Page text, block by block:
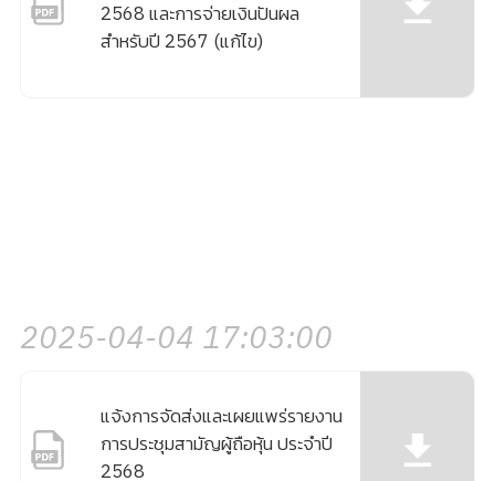
2568 และการจ่ายเงินปันผล
สำหรับปี 2567 (แก้ไข)
2025-04-04 17:03:00
แจ้งการจัดส่งและเผยแพร่รายงาน
การประชุมสามัญผู้ถือหุ้น ประจำปี
2568